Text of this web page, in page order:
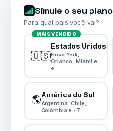
Simule o seu plano
Para qual país você vai?
MAIS VENDIDO
🇺🇸
Estados Unidos
Nova York,
Orlando, Miami e
+
🌎América do Sul
Argentina, Chile,
Colômbia e +7